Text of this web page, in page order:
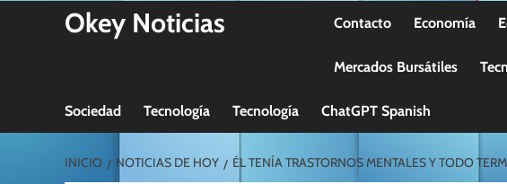
Okey Noticias Contacto Economía
Mercados Bursátiles
Sociedad Tecnología Tecnología ChatGPT Spanish
INICIO NOTICIAS DE HOY ÉL TENÍA TRASTORNOS MENTALES Y TODO